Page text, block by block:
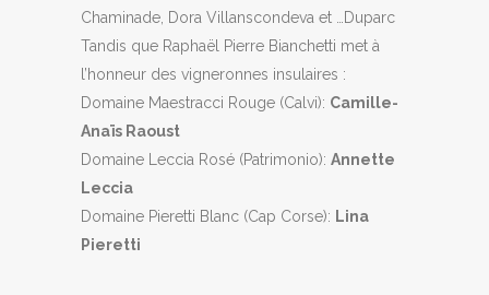
Chaminade, Dora Villanscondeva et …Duparc
Tandis que Raphaël Pierre Bianchetti met à
l’honneur des vigneronnes insulaires :
Domaine Maestracci Rouge (Calvi): Camille-
Anaïs Raoust
Domaine Leccia Rosé (Patrimonio): Annette
Leccia
Domaine Pieretti Blanc (Cap Corse): Lina
Pieretti